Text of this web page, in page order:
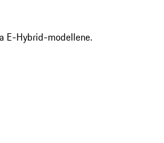
E-Hybrid-modellene.